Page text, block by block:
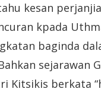
kesan
kpada
baginda
sejarawan
Kitsikis berkata